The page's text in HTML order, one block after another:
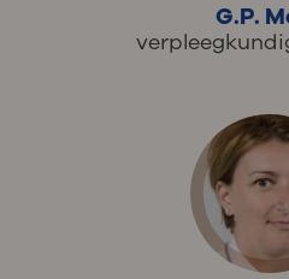
G.P.